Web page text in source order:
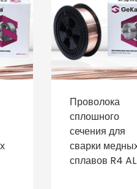
Проволока
сплошного
сечения для
сварки
сплавов R4 AL